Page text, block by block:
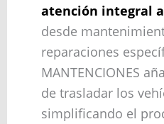
atención integral
desde
reparaciones
MANTENCIONES
de trasladar los
simplificando el